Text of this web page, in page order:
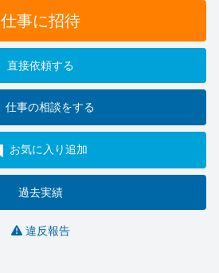
仕事に招待
直接依頼する
仕事の相談をする
お気に入り追加
過去実績
違反報告